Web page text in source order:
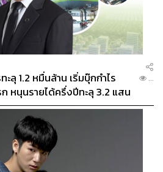
ลุ 1.2 หมื่นล้าน เริ่มบุ๊กกำไร
หนุนรายได้ครึ่งปีทะลุ 3.2 แสน
...